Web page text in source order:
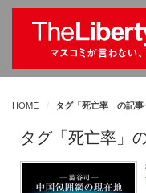
HOME タグ「死亡率」の記事
タグ「死亡率」